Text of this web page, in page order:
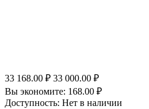
33 168.00 ₽ 33 000.00 ₽
Вы экономите: 168.00 ₽
Доступность: Нет в наличии